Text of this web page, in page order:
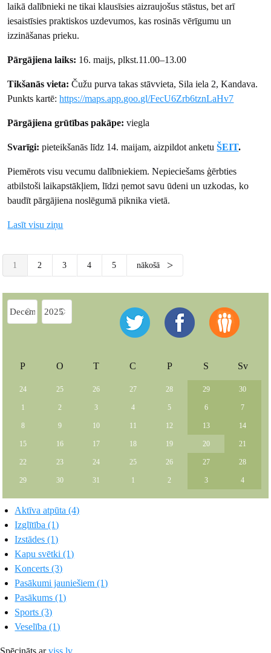
laikā dalībnieki ne tikai klausīsies aizraujošus stāstus, bet arī
iesaistīsies praktiskos uzdevumos, kas rosinās vērīgumu un
izzināšanas prieku.
Pārgājiena laiks: 16. maijs, plkst.11.00–13.00
Tikšanās vieta: Čužu purva takas stāvvieta, Sila iela 2, Kandava.
Punkts kartē:https://maps.app.goo.gl/FecU6Zrb6tznLaHv7
Pārgājiena grūtības pakāpe:viegla
Svarīgi: pieteikšanās līdz 14. maijam, aizpildot anketuŠEIT.
Piemērots visu vecumu dalībniekiem. Nepieciešams ģērbties
atbilstoši laikapstākļiem, līdzi ņemot savu ūdeni un uzkodas, ko
baudīt pārgājiena noslēgumā piknika vietā.
Lasīt visu ziņu
1 2 3 4 5 nākošā
P O T C P S Sv
24 25 26 27 28 29 30
1 2 3 4 5 6 7
8 9 10 11 12 13 14
15 16 17 18 19 20 21
22 23 24 25 26 27 28
29 30 31 1 2 3 4
Aktīva atpūta (4)
Izglītība (1)
Izstādes (1)
Kapu svētki (1)
Koncerts (3)
Pasākumi jauniešiem (1)
Pasākums (1)
Sports (3)
Veselība (1)
Spēcināts arviss.lv